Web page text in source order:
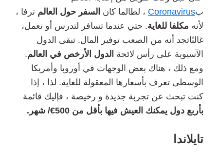
بCoronavirus ، لطالما كان السفر حول العالم ترفا ،
لأنه مكلفا للغاية. حتي عندما تسافر لتدرس أو تعمل،
غالبًاتجد أنه من الصعب توفير المال. تبقى الدول
الآسيوية على رأس لائحة الدول الأرخص في العالم.
ومع ذلك ، هناك بعض الوجهات في أوروبا وأمريكا
الوسطى تعرف بأسعارها المعقولة للغاية. لذا ، إذا
كنت تبحث عن تجربة جديدة و رخيصة ، فإليك قائمة
بأربع دول يمكنك العيش فيها بأقل من 500€/ شهر.
تايلاندا